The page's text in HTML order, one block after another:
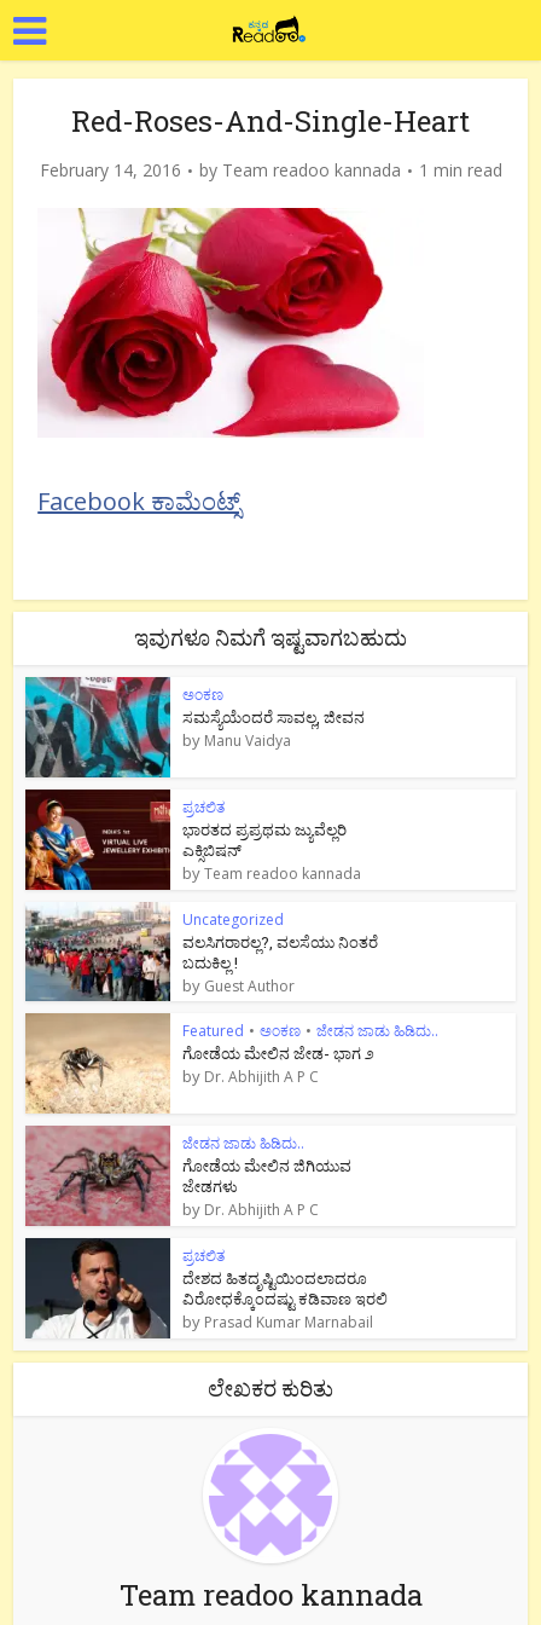
Red-Roses-And-Single-Heart
February 14, 2016 by Team readoo kannada 1 min read
Facebook ಕಾಮೆಂಟ್ಸ್
ಇವುಗಳೂ ನಿಮಗೆ ಇಷ್ಟವಾಗಬಹುದು
ಅಂಕಣ
ಸಮಸ್ಯೆಯೆಂದರೆ ಸಾವಲ್ಲ, ಜೀವನ
by Manu Vaidya
ಪ್ರಚಲಿತ
ಭಾರತದ ಪ್ರಪ್ರಥಮ ಜ್ಯುವೆಲ್ಲರಿ
ಎಕ್ಸಿಬಿಷನ್
byTeam readoo kannada
Uncategorized
ವಲಸಿಗರಾರಲ್ಲ?, ವಲಸೆಯು ನಿಂತರೆ
ಬದುಕಿಲ್ಲ !
by Guest Author
Featured • ಅಂಕಣ • ಜೇಡನ ಜಾಡು ಹಿಡಿದು..
ಗೋಡೆಯ ಮೇಲಿನ ಜೇಡ- ಭಾಗ ೨
by Dr. Abhijith A P C
ಜೇಡನ ಜಾಡು ಹಿಡಿದು..
ಗೋಡೆಯ ಮೇಲಿನ ಜಿಗಿಯುವ
ಜೇಡಗಳು
by Dr. Abhijith A P C
ಪ್ರಚಲಿತ
ದೇಶದ ಹಿತದೃಷ್ಟಿಯಿಂದಲಾದರೂ
ವಿರೋಧಕ್ಕೊಂದಷ್ಟು ಕಡಿವಾಣ ಇರಲಿ
by Prasad Kumar Marnabail
ಲೇಖಕರ ಕುರಿತು
Team readoo kannada